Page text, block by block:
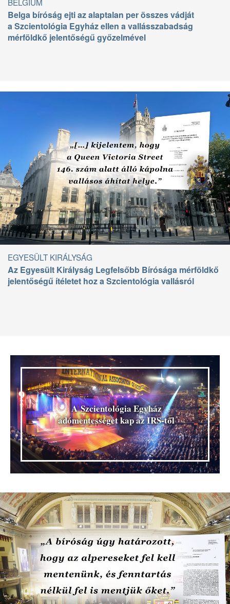
Belga bíróság ejti az alaptalan per összes vádját
a Szcientológia Egyház ellen a vallásszabadság
mérföldkő jelentőségű győzelmével
EGYESÜLT KIRÁLYSÁG
Az Egyesült Királyság Legfelsőbb Bírósága mérföldkő
jelentőségű ítéletet hoz a Szcientológia vallásról
A Szcientológia Egyház
adómentességet kap az IRS‑től